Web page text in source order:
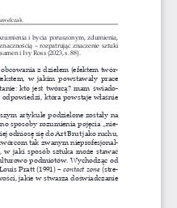
i bycia poruszonym, zdumienia,
– rozpatrując znaczenie sztuki
i Ivy Ross (2023, s. 88).
obcowania z dziełem (efektem twór-
w jakim  powstawały  prace
kto jest twórcą? mam świado-
która powstaje właśnie
artykule podzielone zostały na
sposoby rozumienia pojęcia „nie-
odniosę się do Art Brut jako ruchu,
tak zwanym nieprofesjonal-
w jaki sposób sztuka może stawać
podmiotów. Wychodząc od
Pratt (1991) – contact zone (stre-
jakie w stwarza doświadczanie